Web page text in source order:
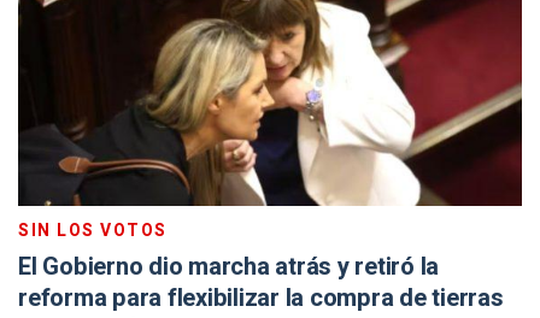
SIN LOS VOTOS
El Gobierno dio marcha atrás y retiró la
reforma para flexibilizar la compra de tierras